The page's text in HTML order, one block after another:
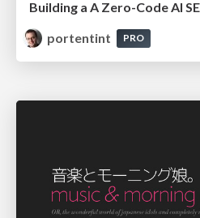
Building a A Zero-Code AI
portentint
PRO